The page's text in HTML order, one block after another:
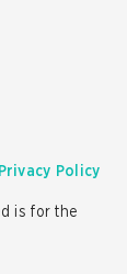
Privacy Policy
is for the